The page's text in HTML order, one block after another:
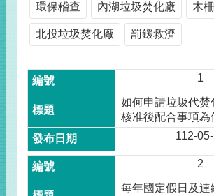
環保稽查 內湖垃圾焚化廠 木
北投垃圾焚化廠 罰鍰救濟
1
如何申請垃圾代焚
核准後配合事項為
112-
2
每年國定假日及連